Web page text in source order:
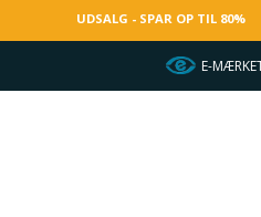
UDSALG - SPAR OP TIL 80%
E-MÆRKET WEBSHOP